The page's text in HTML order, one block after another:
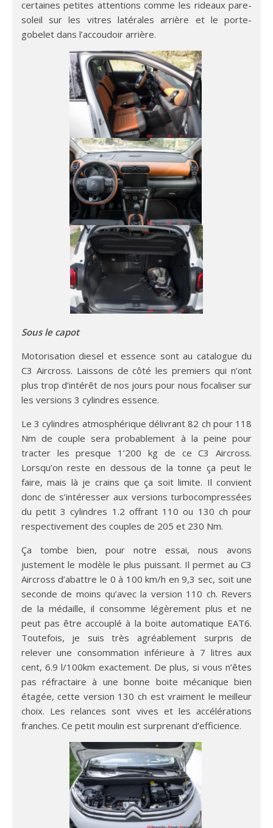
certaines petites attentions comme les rideaux pare-
soleil sur les vitres latérales arrière et le porte-
gobelet dans l’accoudoir arrière.
Sous le capot
Motorisation diesel et essence sont au catalogue du
C3 Aircross. Laissons de côté les premiers qui n’ont
plus trop d’intérêt de nos jours pour nous focaliser sur
les versions 3 cylindres essence.
Le 3 cylindres atmosphérique délivrant 82 ch pour 118
Nm de couple sera probablement à la peine pour
tracter les presque 1’200 kg de ce C3 Aircross.
Lorsqu’on reste en dessous de la tonne ça peut le
faire, mais là je crains que ça soit limite. Il convient
donc de s’intéresser aux versions turbocompressées
du petit 3 cylindres 1.2 offrant 110 ou 130 ch pour
respectivement des couples de 205 et 230 Nm.
Ça tombe bien, pour notre essai, nous avons
justement le modèle le plus puissant. Il permet au C3
Aircross d’abattre le 0 à 100 km/h en 9,3 sec, soit une
seconde de moins qu’avec la version 110 ch. Revers
de la médaille, il consomme légèrement plus et ne
peut pas être accouplé à la boite automatique EAT6.
Toutefois, je suis très agréablement surpris de
relever une consommation inférieure à 7 litres aux
cent, 6.9 l/100km exactement. De plus, si vous n’êtes
pas réfractaire à une bonne boite mécanique bien
étagée, cette version 130 ch est vraiment le meilleur
choix. Les relances sont vives et les accélérations
franches. Ce petit moulin est surprenant d’efficience.